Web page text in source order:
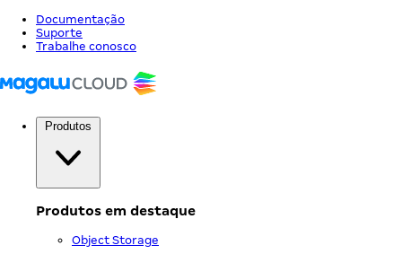
Documentação
Suporte
Trabalhe conosco
Produtos em destaque
Object Storage